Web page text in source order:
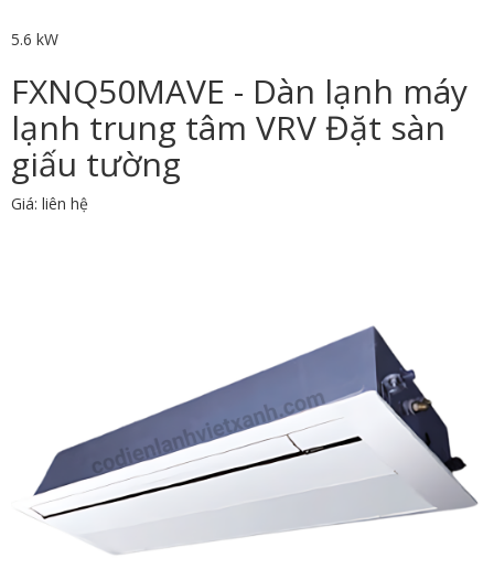
5.6 kW
FXNQ50MAVE - Dàn lạnh máy
lạnh trung tâm VRV Đặt sàn
giấu tường
Giá: liên hệ